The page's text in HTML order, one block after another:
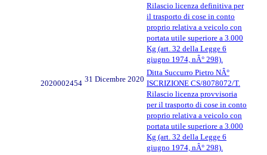
Rilascio licenza definitiva per
il trasporto di cose in conto
proprio relativa a veicolo con
portata utile superiore a 3.000
Kg (art. 32 della Legge 6
giugno 1974, nÂ° 298).
2020002454 31 Dicembre 2020
Ditta Succurro Pietro NÂ°
ISCRIZIONE CS/8078072/T.
Rilascio licenza provvisoria
per il trasporto di cose in conto
proprio relativa a veicolo con
portata utile superiore a 3.000
Kg (art. 32 della Legge 6
giugno 1974, nÂ° 298).